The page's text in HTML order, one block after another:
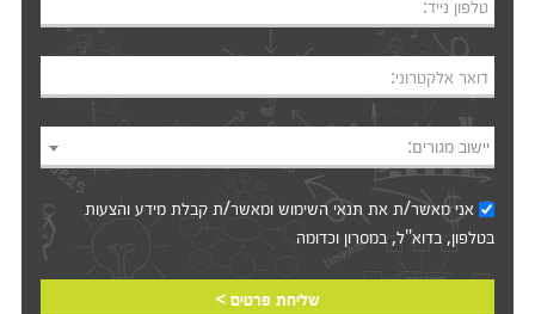
טלפון נייד:
דואר אלקטרוני:
יישוב מגורים:
אני מאשר/ת אתתנאי השימושומאשר/ת קבלת מידע והצעות
בטלפון, בדוא"ל, במסרון וכדומה‎‎
שליחת פרטים >